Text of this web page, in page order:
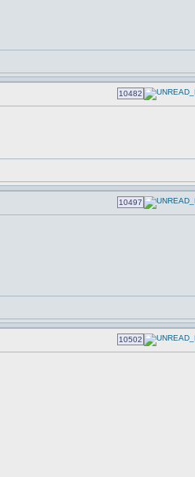
10482
10497
10502